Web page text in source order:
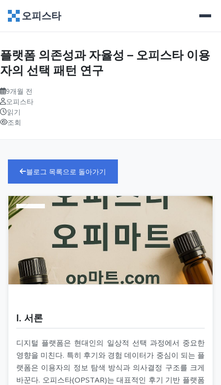
오피스타
플랫폼 의존성과 자율성 – 오피스타 이용
자의 선택 패턴 연구
9개월 전
오피스타
읽기
조회
블로그 목록으로 돌아가기
Ⅰ. 서론
디지털 플랫폼은 현대인의 일상적 선택 과정에서 중요한
영향을 미친다. 특히 후기와 경험 데이터가 중심이 되는 플
랫폼은 이용자의 정보 탐색 방식과 의사결정 구조를 크게
바꾼다. 오피스타(OPSTAR)는 대표적인 후기 기반 플랫폼